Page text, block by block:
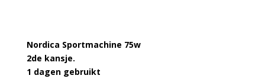
Nordica Sportmachine 75w
2de kansje.
1 dagen gebruikt